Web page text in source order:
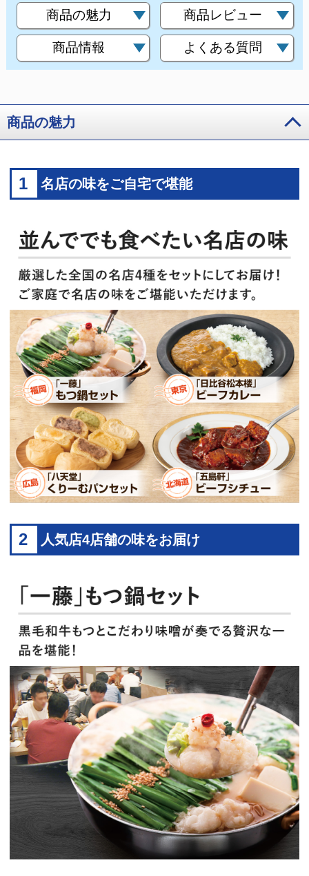
商品の魅力 商品レビュー
商品情報 よくある質問
商品の魅力
1 名店の味をご自宅で堪能
2 人気店4店舗の味をお届け